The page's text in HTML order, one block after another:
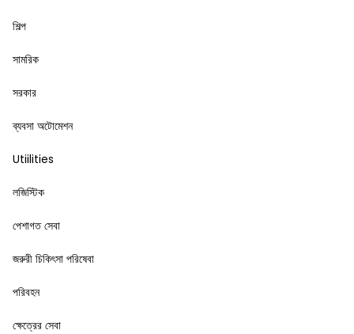
শিল্প
সামরিক
সরকার
ব্যবসা অটোমেশন
Utiilities
লজিস্টিক
পেশাগত সেবা
জরুরী চিকিৎসা পরিষেবা
পরিবহন
ক্ষেত্রের সেবা